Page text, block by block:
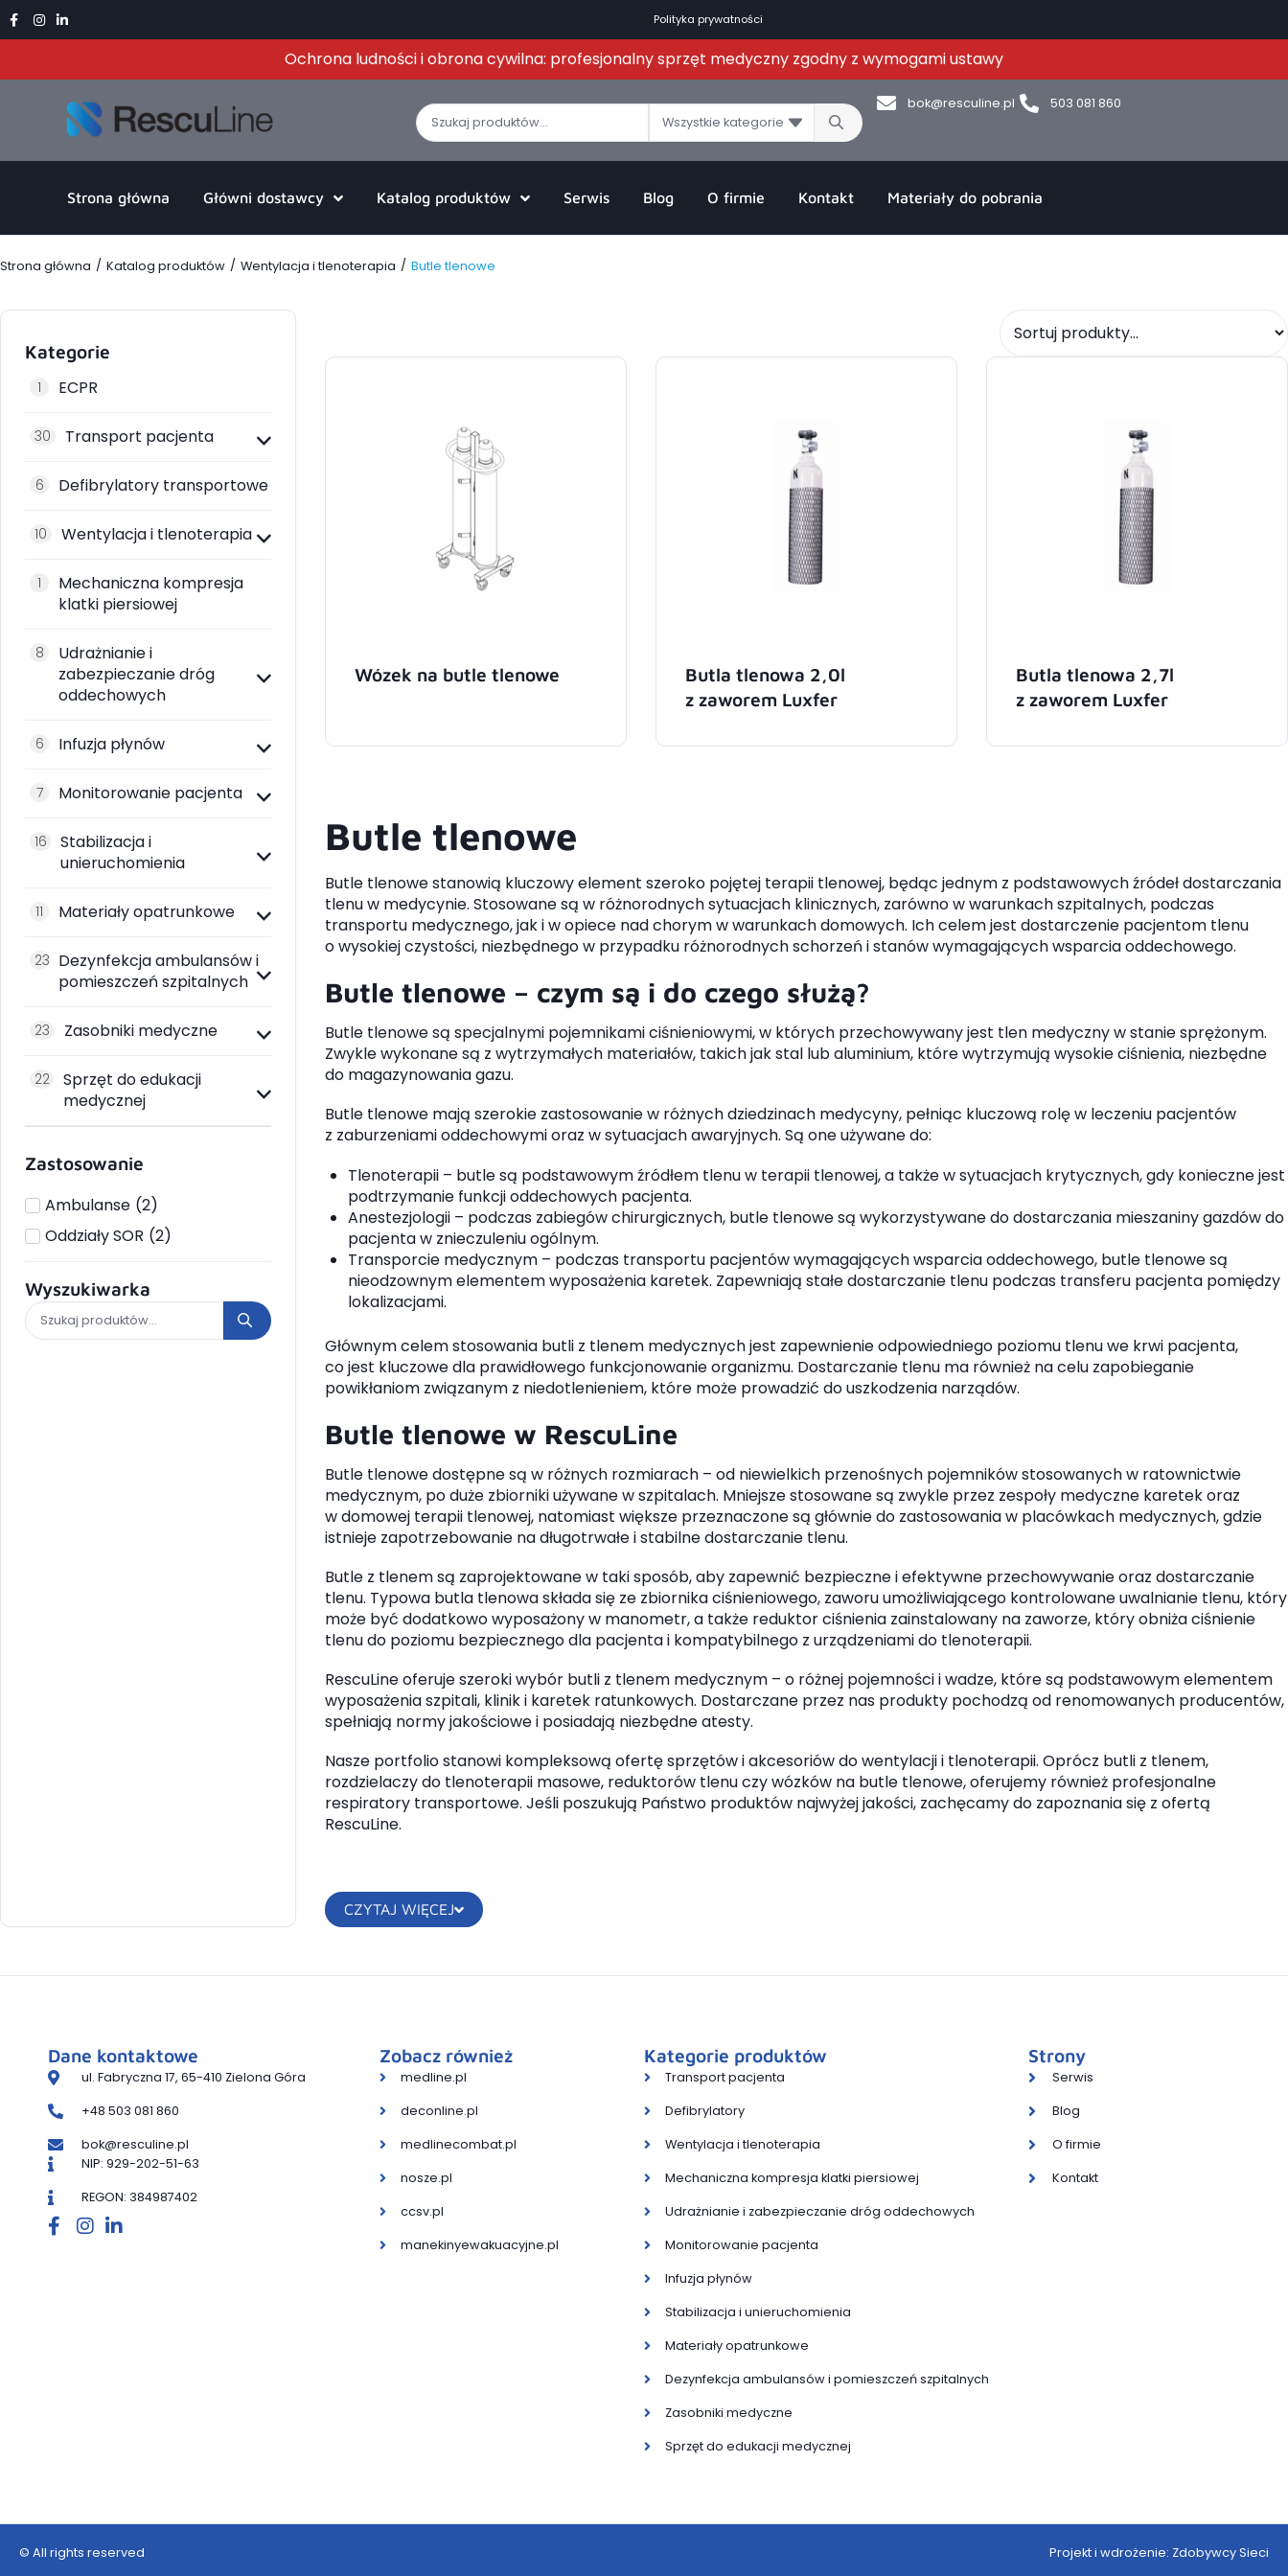
Polityka prywatności
Ochrona ludności i obrona cywilna: profesjonalny sprzęt medyczny zgodny z wymogami ustawy
Wszystkie kategorie
bok@resculine.pl 503 081 860
Strona główna Główni dostawcy Katalog produktów Serwis Blog O firmie Kontakt Materiały do pobrania
Strona główna / Katalog produktów / Wentylacja i tlenoterapia / Butle tlenowe
Kategorie
ECPR
1
Transport pacjenta
30
Defibrylatory transportowe
6
Wentylacja i tlenoterapia
10
Mechaniczna kompresja
klatki piersiowej
1
Udrażnianie i
zabezpieczanie dróg
oddechowych
8
Infuzja płynów
6
Monitorowanie pacjenta
7
Stabilizacja i
unieruchomienia
16
Materiały opatrunkowe
11
Dezynfekcja ambulansów i
pomieszczeń szpitalnych
23
Zasobniki medyczne
23
Sprzęt do edukacji
medycznej
22
Zastosowanie
Ambulanse (2)
Oddziały SOR (2)
Wyszukiwarka
Wózek na butle tlenowe
Butla tlenowa 2,0l
z zaworem Luxfer
Butla tlenowa 2,7l
z zaworem Luxfer
Butle tlenowe
Butle tlenowe stanowią kluczowy element szeroko pojętej terapii tlenowej, będąc jednym z podstawowych źródeł dostarczania
tlenu w medycynie. Stosowane są w różnorodnych sytuacjach klinicznych, zarówno w warunkach szpitalnych, podczas
transportu medycznego, jak i w opiece nad chorym w warunkach domowych. Ich celem jest dostarczenie pacjentom tlenu
o wysokiej czystości, niezbędnego w przypadku różnorodnych schorzeń i stanów wymagających wsparcia oddechowego.
Butle tlenowe – czym są i do czego służą?
Butle tlenowe są specjalnymi pojemnikami ciśnieniowymi, w których przechowywany jest tlen medyczny w stanie sprężonym.
Zwykle wykonane są z wytrzymałych materiałów, takich jak stal lub aluminium, które wytrzymują wysokie ciśnienia, niezbędne
do magazynowania gazu.
Butle tlenowe mają szerokie zastosowanie w różnych dziedzinach medycyny, pełniąc kluczową rolę w leczeniu pacjentów
z zaburzeniami oddechowymi oraz w sytuacjach awaryjnych. Są one używane do:
Tlenoterapii – butle są podstawowym źródłem tlenu w terapii tlenowej, a także w sytuacjach krytycznych, gdy konieczne jest
podtrzymanie funkcji oddechowych pacjenta.
Anestezjologii – podczas zabiegów chirurgicznych, butle tlenowe są wykorzystywane do dostarczania mieszaniny gazdów do
pacjenta w znieczuleniu ogólnym.
Transporcie medycznym – podczas transportu pacjentów wymagających wsparcia oddechowego, butle tlenowe są
nieodzownym elementem wyposażenia karetek. Zapewniają stałe dostarczanie tlenu podczas transferu pacjenta pomiędzy
lokalizacjami.
Głównym celem stosowania butli z tlenem medycznych jest zapewnienie odpowiedniego poziomu tlenu we krwi pacjenta,
co jest kluczowe dla prawidłowego funkcjonowanie organizmu. Dostarczanie tlenu ma również na celu zapobieganie
powikłaniom związanym z niedotlenieniem, które może prowadzić do uszkodzenia narządów.
Butle tlenowe w RescuLine
Butle tlenowe dostępne są w różnych rozmiarach – od niewielkich przenośnych pojemników stosowanych w ratownictwie
medycznym, po duże zbiorniki używane w szpitalach. Mniejsze stosowane są zwykle przez zespoły medyczne karetek oraz
w domowej terapii tlenowej, natomiast większe przeznaczone są głównie do zastosowania w placówkach medycznych, gdzie
istnieje zapotrzebowanie na długotrwałe i stabilne dostarczanie tlenu.
Butle z tlenem są zaprojektowane w taki sposób, aby zapewnić bezpieczne i efektywne przechowywanie oraz dostarczanie
tlenu. Typowa butla tlenowa składa się ze zbiornika ciśnieniowego, zaworu umożliwiającego kontrolowane uwalnianie tlenu, który
może być dodatkowo wyposażony w manometr, a także reduktor ciśnienia zainstalowany na zaworze, który obniża ciśnienie
tlenu do poziomu bezpiecznego dla pacjenta i kompatybilnego z urządzeniami do tlenoterapii.
RescuLine oferuje szeroki wybór butli z tlenem medycznym – o różnej pojemności i wadze, które są podstawowym elementem
wyposażenia szpitali, klinik i karetek ratunkowych. Dostarczane przez nas produkty pochodzą od renomowanych producentów,
spełniają normy jakościowe i posiadają niezbędne atesty.
Nasze portfolio stanowi kompleksową ofertę sprzętów i akcesoriów do wentylacji i tlenoterapii. Oprócz butli z tlenem,
rozdzielaczy do tlenoterapii masowe, reduktorów tlenu czy wózków na butle tlenowe, oferujemy również profesjonalne
respiratory transportowe. Jeśli poszukują Państwo produktów najwyżej jakości, zachęcamy do zapoznania się z ofertą
RescuLine.
CZYTAJ WIĘCEJ
Dane kontaktowe
ul. Fabryczna 17, 65-410 Zielona Góra
+48 503 081 860
bok@resculine.pl
NIP: 929-202-51-63
REGON: 384987402
Zobacz również
medline.pl
deconline.pl
medlinecombat.pl
nosze.pl
ccsv.pl
manekinyewakuacyjne.pl
Kategorie produktów
Transport pacjenta
Defibrylatory
Wentylacja i tlenoterapia
Mechaniczna kompresja klatki piersiowej
Udrażnianie i zabezpieczanie dróg oddechowych
Monitorowanie pacjenta
Infuzja płynów
Stabilizacja i unieruchomienia
Materiały opatrunkowe
Dezynfekcja ambulansów i pomieszczeń szpitalnych
Zasobniki medyczne
Sprzęt do edukacji medycznej
Strony
Serwis
Blog
O firmie
Kontakt
© All rights reserved Projekt i wdrożenie: Zdobywcy Sieci